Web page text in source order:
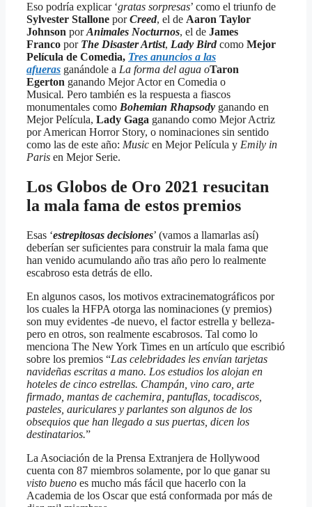
Eso podría explicar ‘gratas sorpresas’ como el triunfo de
Sylvester Stallone porCreed, el de Aaron Taylor
Johnson porAnimales Nocturnos, el de James
Franco por The Disaster Artist, Lady Birdcomo Mejor
Película de Comedia, Tres anuncios a las
afueras ganándole a La forma del agua oTaron
Egerton ganando Mejor Actor en Comedia o
Musical. Pero también es la respuesta a fiascos
monumentales como Bohemian Rhapsody ganando en
Mejor Película, Lady Gaga ganando como Mejor Actriz
por American Horror Story, o nominaciones sin sentido
como las de este año: Music en Mejor Película y Emily in
Paris en Mejor Serie.
Los Globos de Oro 2021 resucitan
la mala fama de estos premios
Esas ‘estrepitosas decisiones’ (vamos a llamarlas así)
deberían ser suficientes para construir la mala fama que
han venido acumulando año tras año pero lo realmente
escabroso esta detrás de ello.
En algunos casos, los motivos extracinematográficos por
los cuales la HFPA otorga las nominaciones (y premios)
son muy evidentes -de nuevo, el factor estrella y belleza-
pero en otros, son realmente escabrosos. Tal como lo
menciona The New York Times en un artículo que escribió
sobre los premios “Las celebridades les envían tarjetas
navideñas escritas a mano. Los estudios los alojan en
hoteles de cinco estrellas. Champán, vino caro, arte
firmado, mantas de cachemira, pantuflas, tocadiscos,
pasteles, auriculares y parlantes son algunos de los
obsequios que han llegado a sus puertas, dicen los
destinatarios.”
La Asociación de la Prensa Extranjera de Hollywood
cuenta con 87 miembros solamente, por lo que ganar su
visto bueno es mucho más fácil que hacerlo con la
Academia de los Oscar que está conformada por más de